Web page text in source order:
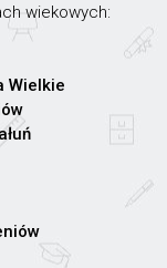
wiekowych:
Wielkie